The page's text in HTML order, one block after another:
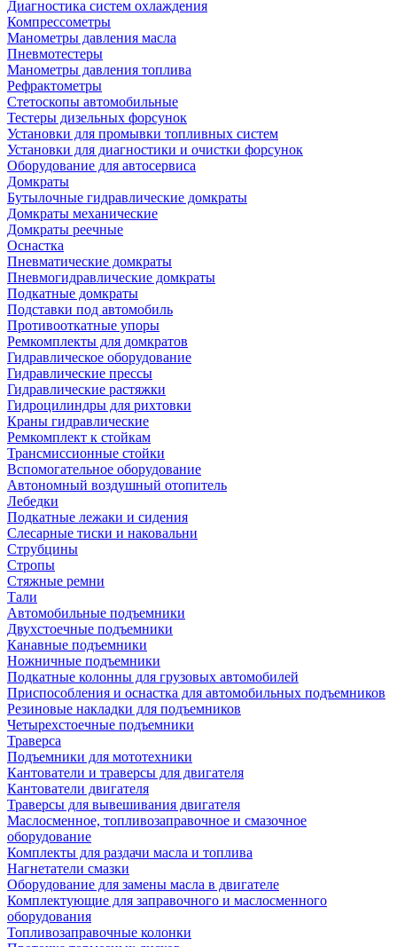
Диагностика систем охлаждения
Компрессометры
Манометры давления масла
Пневмотестеры
Манометры давления топлива
Рефрактометры
Стетоскопы автомобильные
Тестеры дизельных форсунок
Установки для промывки топливных систем
Установки для диагностики и очистки форсунок
Оборудование для автосервиса
Домкраты
Бутылочные гидравлические домкраты
Домкраты механические
Домкраты реечные
Оснастка
Пневматические домкраты
Пневмогидравлические домкраты
Подкатные домкраты
Подставки под автомобиль
Противооткатные упоры
Ремкомплекты для домкратов
Гидравлическое оборудование
Гидравлические прессы
Гидравлические растяжки
Гидроцилиндры для рихтовки
Краны гидравлические
Ремкомплект к стойкам
Трансмиссионные стойки
Вспомогательное оборудование
Автономный воздушный отопитель
Лебедки
Подкатные лежаки и сидения
Слесарные тиски и наковальни
Струбцины
Стропы
Стяжные ремни
Тали
Автомобильные подъемники
Двухстоечные подъемники
Канавные подъемники
Ножничные подъемники
Подкатные колонны для грузовых автомобилей
Приспособления и оснастка для автомобильных подъемников
Резиновые накладки для подъемников
Четырехстоечные подъемники
Траверса
Подъемники для мототехники
Кантователи и траверсы для двигателя
Кантователи двигателя
Траверсы для вывешивания двигателя
Маслосменное, топливозаправочное и смазочное
оборудование
Комплекты для раздачи масла и топлива
Нагнетатели смазки
Оборудование для замены масла в двигателе
Комплектующие для заправочного и маслосменного
оборудования
Топливозаправочные колонки